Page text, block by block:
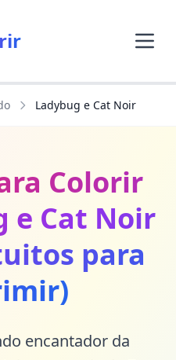
Ladybug e Cat Noir
Colorir
e Cat Noir
para
encantador da